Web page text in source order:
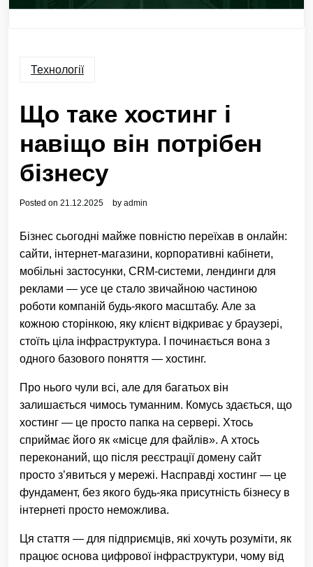
Технології
Що таке хостинг і
навіщо він потрібен
бізнесу
Posted on 21.12.2025 by admin
Бізнес сьогодні майже повністю переїхав в онлайн:
сайти, інтернет-магазини, корпоративні кабінети,
мобільні застосунки, CRM-системи, лендинги для
реклами — усе це стало звичайною частиною
роботи компаній будь-якого масштабу. Але за
кожною сторінкою, яку клієнт відкриває у браузері,
стоїть ціла інфраструктура. І починається вона з
одного базового поняття — хостинг.
Про нього чули всі, але для багатьох він
залишається чимось туманним. Комусь здається, що
хостинг — це просто папка на сервері. Хтось
сприймає його як «місце для файлів». А хтось
переконаний, що після реєстрації домену сайт
просто з’явиться у мережі. Насправді хостинг — це
фундамент, без якого будь-яка присутність бізнесу в
інтернеті просто неможлива.
Ця стаття — для підприємців, які хочуть розуміти, як
працює основа цифрової інфраструктури, чому від